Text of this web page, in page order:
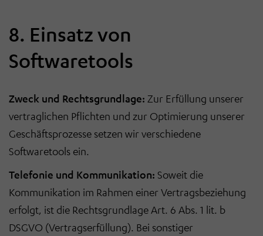
8. Einsatz von
Softwaretools
Zweck und Rechtsgrundlage: Zur Erfüllung unserer
vertraglichen Pflichten und zur Optimierung unserer
Geschäftsprozesse setzen wir verschiedene
Softwaretools ein.
Telefonie und Kommunikation: Soweit die
Kommunikation im Rahmen einer Vertragsbeziehung
erfolgt, ist die Rechtsgrundlage Art. 6 Abs. 1 lit. b
DSGVO (Vertragserfüllung). Bei sonstiger